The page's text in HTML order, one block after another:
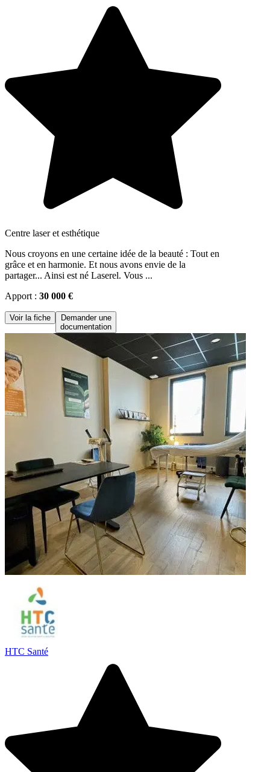
Centre laser et esthétique
Nous croyons en une certaine idée de la beauté : Tout en
grâce et en harmonie. Et nous avons envie de la
partager... Ainsi est né Laserel. Vous ...
Apport : 30 000 €
Voir la fiche
Demander une
documentation
HTC Santé